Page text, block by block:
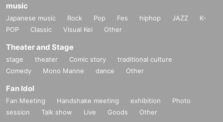
music
Japanese music Rock Pop Fes hiphop JAZZ
K-
POP
Classic Visual Kei Other
Theater and Stage
stage theater Comic story
traditional culture
Comedy
Mono Manne dance Other
Fan Idol
Fan Meeting Handshake meeting exhibition
Photo
session
Talk show Live Goods Other